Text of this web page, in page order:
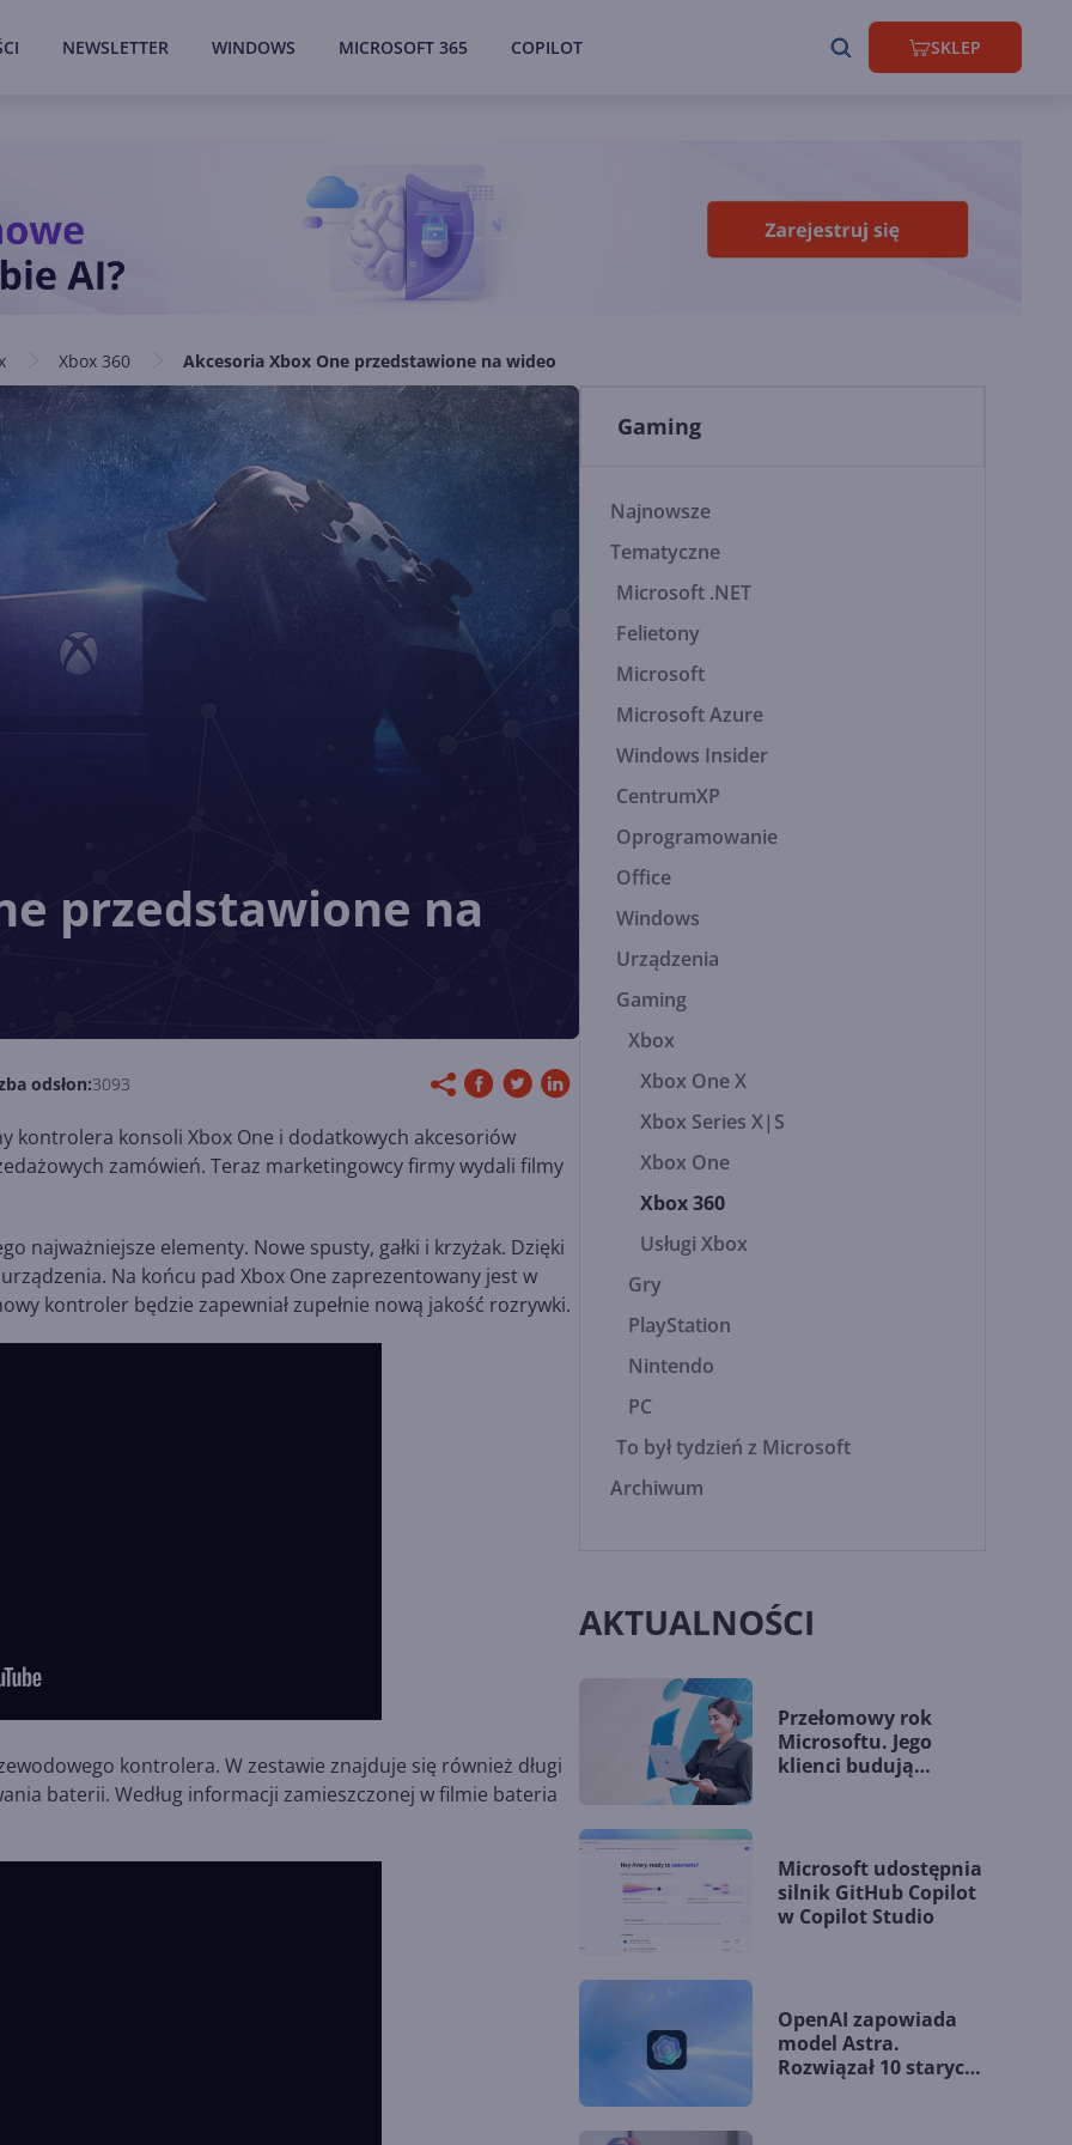
NEWSLETTER WINDOWS MICROSOFT 365 COPILOT SKLEP
Xbox 360 Akcesoria Xbox One przedstawione na wideo
przedstawione na
odsłon:3093
kontrolera konsoli Xbox One i dodatkowych akcesoriów
zamówień. Teraz marketingowcy firmy wydali filmy
najważniejsze elementy. Nowe spusty, gałki i krzyżak. Dzięki
Na końcu pad Xbox One zaprezentowany jest w
kontroler będzie zapewniał zupełnie nową jakość rozrywki.
kontrolera. W zestawie znajduje się również długi
baterii. Według informacji zamieszczonej w filmie bateria
Gaming
Najnowsze
Tematyczne
Microsoft .NET
Felietony
Microsoft
Microsoft Azure
Windows Insider
CentrumXP
Oprogramowanie
Office
Windows
Urządzenia
Gaming
Xbox
Xbox One X
Xbox Series X|S
Xbox One
Xbox 360
Usługi Xbox
Gry
PlayStation
Nintendo
PC
To był tydzień z Microsoft
Archiwum
AKTUALNOŚCI
Przełomowy rok
Microsoftu. Jego
klienci budują
Microsoft udostępnia
silnik GitHub Copilot
w Copilot Studio
OpenAI zapowiada
model Astra.
Rozwiązał 10 starych